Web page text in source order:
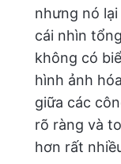
nhưng nó
cái nhìn
không có
hình ảnh
giữa các
rõ ràng và
hơn rất